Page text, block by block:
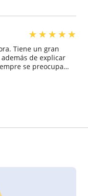
★★★★★
Tiene un gran
de explicar
se preocupa
entiendas cada